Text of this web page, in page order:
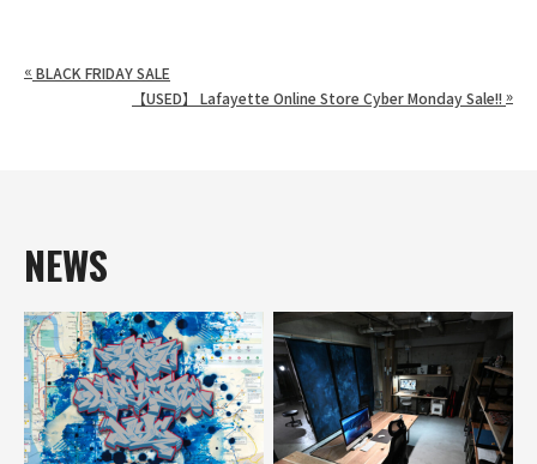
« BLACK FRIDAY SALE
【USED】 Lafayette Online Store Cyber Monday Sale!! »
NEWS